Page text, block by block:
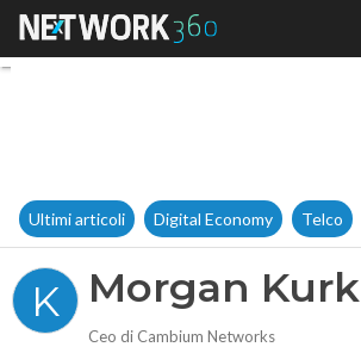
Morgan Kurk
Ultimi articoli Digital Economy Telco
K Morgan Kurk
Ceo di Cambium Networks